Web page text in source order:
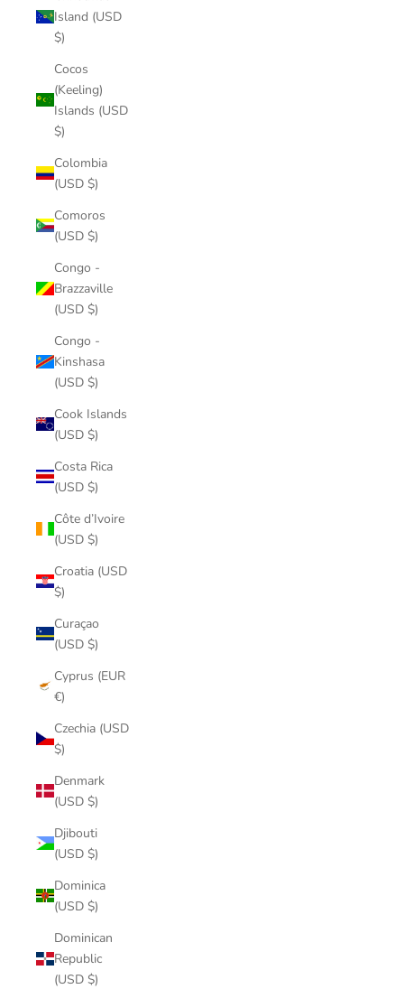
Island (USD
$)
Cocos
(Keeling)
Islands (USD
$)
Colombia
(USD $)
Comoros
(USD $)
Congo -
Brazzaville
(USD $)
Congo -
Kinshasa
(USD $)
Cook Islands
(USD $)
Costa Rica
(USD $)
Côte d’Ivoire
(USD $)
Croatia (USD
$)
Curaçao
(USD $)
Cyprus (EUR
€)
Czechia (USD
$)
Denmark
(USD $)
Djibouti
(USD $)
Dominica
(USD $)
Dominican
Republic
(USD $)